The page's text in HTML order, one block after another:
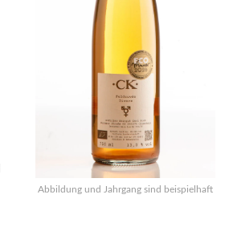
Abbildung und Jahrgang sind beispielhaft